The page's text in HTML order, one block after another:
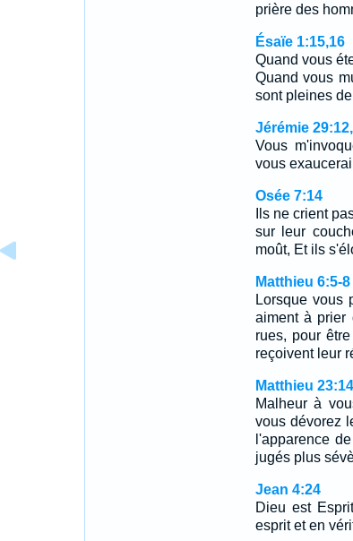
prière des
Ésaïe 1:15,16
Quand vous
Quand vous
sont pleines
Jérémie
Vous
vous
Osée 7:14
Ils ne crient
sur leur
moût, Et ils
Matthieu 6:5-8
Lorsque vous
aiment à prier
rues, pour
reçoivent leur
Matthieu 23:14
Malheur à
vous dévorez
l'apparence
jugés plus
Jean 4:24
Dieu est
esprit et en